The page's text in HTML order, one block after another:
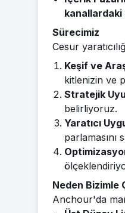
kanallardaki
Sürecimiz
Cesur
Keşif ve
kitlenizin ve
Stratejik
belirliyoruz.
Yaratıcı
parlamasını
Neden Bizimle
Anchour'da